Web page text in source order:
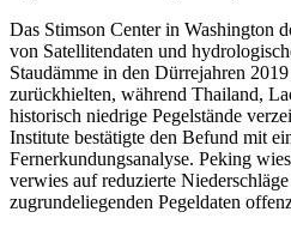
Das Stimson Center in Washington
von Satellitendaten und
Staudämme in den Dürrejahren
zurückhielten, während Thailand,
historisch niedrige Pegelstände
Institute bestätigte den Befund mit
Fernerkundungsanalyse. Peking
verwies auf reduzierte
zugrundeliegenden Pegeldaten